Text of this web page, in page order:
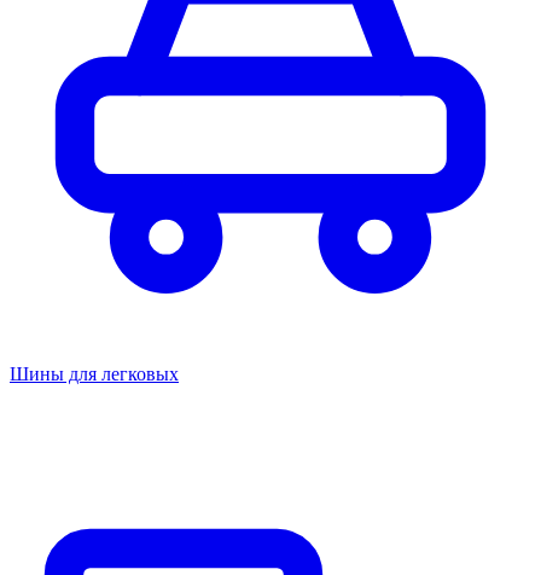
Шины для легковых